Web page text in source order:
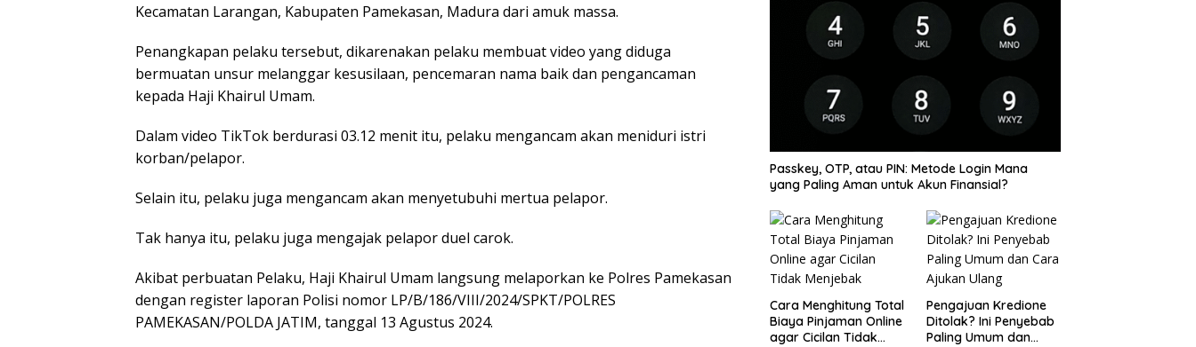
Kecamatan Larangan, Kabupaten Pamekasan, Madura dari amuk massa.
Penangkapan pelaku tersebut, dikarenakan pelaku membuat video yang diduga
bermuatan unsur melanggar kesusilaan, pencemaran nama baik dan pengancaman
kepada Haji Khairul Umam.
Dalam video TikTok berdurasi 03.12 menit itu, pelaku mengancam akan meniduri istri
korban/pelapor.
Selain itu, pelaku juga mengancam akan menyetubuhi mertua pelapor.
Tak hanya itu, pelaku juga mengajak pelapor duel carok.
Akibat perbuatan Pelaku, Haji Khairul Umam langsung melaporkan ke Polres Pamekasan
dengan register laporan Polisi nomor LP/B/186/VIII/2024/SPKT/POLRES
PAMEKASAN/POLDA JATIM, tanggal 13 Agustus 2024.
Passkey, OTP, atau PIN: Metode Login Mana
yang Paling Aman untuk Akun Finansial?
Cara Menghitung Total
Biaya Pinjaman Online
agar Cicilan Tidak
Pengajuan Kredione
Ditolak? Ini Penyebab
Paling Umum dan